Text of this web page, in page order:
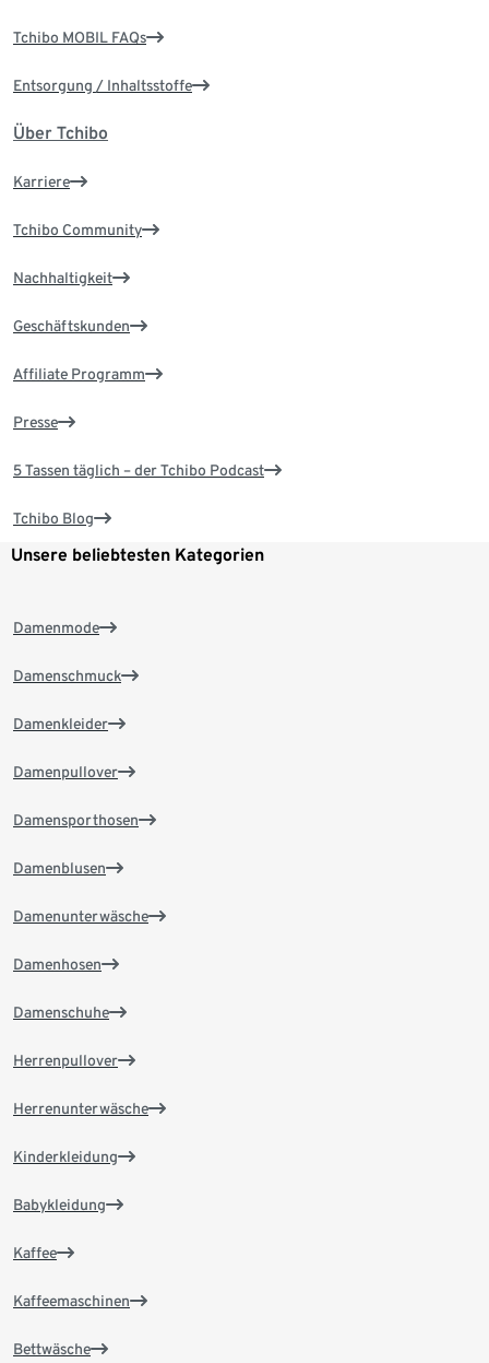
Tchibo MOBIL FAQs
Entsorgung / Inhaltsstoffe
Über Tchibo
Karriere
Tchibo Community
Nachhaltigkeit
Geschäftskunden
Affiliate Programm
Presse
5 Tassen täglich – der Tchibo Podcast
Tchibo Blog
Unsere beliebtesten Kategorien
Damenmode
Damenschmuck
Damenkleider
Damenpullover
Damensporthosen
Damenblusen
Damenunterwäsche
Damenhosen
Damenschuhe
Herrenpullover
Herrenunterwäsche
Kinderkleidung
Babykleidung
Kaffee
Kaffeemaschinen
Bettwäsche